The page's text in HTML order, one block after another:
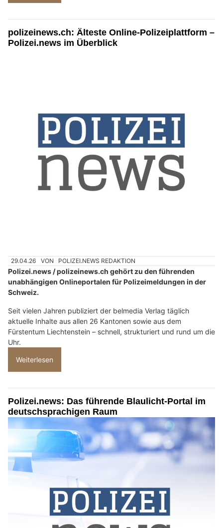
polizeinews.ch: Älteste Online-Polizeiplattform –
Polizei.news im Überblick
29.04.26 VON POLIZEI.NEWS REDAKTION
Polizei.news / polizeinews.ch gehört zu den führenden
unabhängigen Onlineportalen für Polizeimeldungen in der
Schweiz.
Seit vielen Jahren publiziert der belmedia Verlag täglich
aktuelle Inhalte aus allen 26 Kantonen sowie aus dem
Fürstentum Liechtenstein – schnell, strukturiert und rund um die
Uhr.
Weiterlesen
Polizei.news: Das führende Blaulicht-Portal im
deutschsprachigen Raum